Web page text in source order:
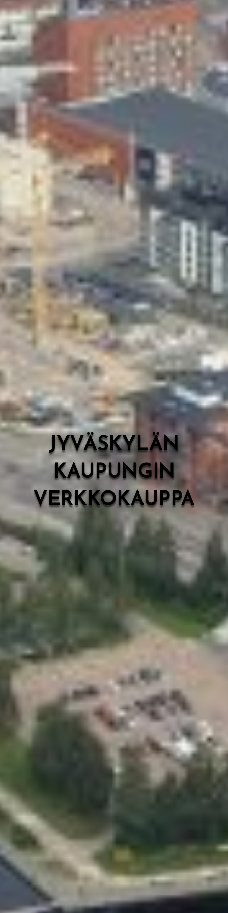
Skeittihalli
Varhaiskasvatus
Ateria- ja välipalamaksut
Mämminiemi
Taideapteekki
Kirjasto
Valon Kaupunki
Lasten Lysti & LystiKylä-festivaali
Ohje
English
JYVÄSKYLÄN
KAUPUNGIN
VERKKOKAUPPA